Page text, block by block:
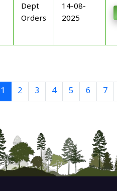
Dept
Orders
14-08-
2025
1 2 3 4 5 6 7